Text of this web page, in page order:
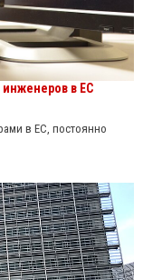
в ЕС
в ЕС, постоянно